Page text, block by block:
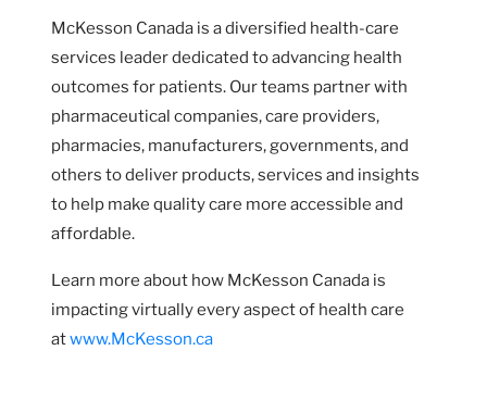
McKesson Canada is a diversified health-care
services leader dedicated to advancing health
outcomes for patients. Our teams partner with
pharmaceutical companies, care providers,
pharmacies, manufacturers, governments, and
others to deliver products, services and insights
to help make quality care more accessible and
affordable.
Learn more about how McKesson Canada is
impacting virtually every aspect of health care
atwww.McKesson.ca